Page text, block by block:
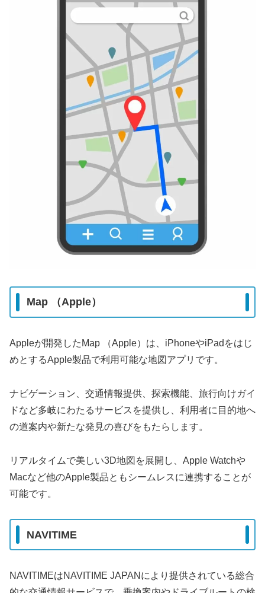
Map （Apple）
Appleが開発したMap （Apple）は、iPhoneやiPadをはじ
めとするApple製品で利用可能な地図アプリです。
ナビゲーション、交通情報提供、探索機能、旅行向けガイ
ドなど多岐にわたるサービスを提供し、利用者に目的地へ
の道案内や新たな発見の喜びをもたらします。
リアルタイムで美しい3D地図を展開し、Apple Watchや
Macなど他のApple製品ともシームレスに連携することが
可能です。
NAVITIME
NAVITIMEはNAVITIME JAPANにより提供されている総合